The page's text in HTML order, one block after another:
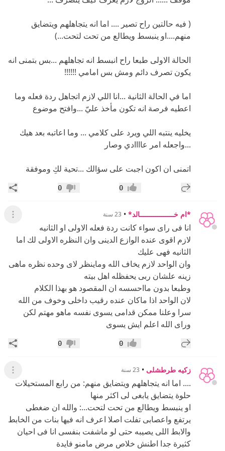
( فيه حالتين راح تصير .... اما انه يتجاهلهم ويتضايق
منهم....او ينبسط ويطالع من تحت لتحت...)
الحالة الاولى طبعا راح انبسط انه تجاهلهم ...بس بتمنى انه
يكون تصرف دائم ومش بس امامي !!!!!!
اما في الحالة الثانية ...انا اللي لازم اتجاهل ردة فعله وما
اعطيه فرصة انه تكون مأخذ عليّ ...وافتح موضوع
يخليه ينتبه اللي ويرد على كلامي ... وما اعاتبه بعد هيك
...واجعله امر عاااادي وصار
اتمنى ان اكون اجبت على سؤالك ...تحية لكِ وموفقة
إضافة رد جديد إعجاب0 عدم إعجاب
0
*ام خـــــــــــــــــالد* • 23 سنة عرض
انا فى راى سواء كانت ردة فعله الاولى او الثانيه
لازم اقوى عنده الوازع الدينى وان النظره الاولى لك اما
الثانيه فهى عليك
وان الواحد لازم يخاف الله وماينظر لاى وحده نظره ماهى
زينه علشان ربى يحفظله اهل بيته
وطبعا بدون مااحسسه ان المقصود هو بهذا الكلام
لان الواحد اذا ماكان عنده رقيب داخلى وخوف من الله
سرا وعلنا ممكن قدامى يسوى نفسه ماهو مهتم لكن
وراى الله اعلم ايش يسوى
إضافة رد جديد إعجاب0 عدم إعجاب
0
زكيه طرطشلى • 23 سنة عرض
.... اما انه يتجاهلهم ويتضايق منهم: من رابع المستحيلات
حلوة يتضايق يابغى لى اكثر منها
او ينبسط ويطالع من تحت لتحت...: والله ان ضغطى
يرتفع واعصابى تفلت اصلا اعرف انه فيها بنات من الخابط
والابط اللى يصيبه حتى لو ماشفت بنفسى انا فى احيان
كثيرة جدا اطنش خلاص مرض مامنو فايدة